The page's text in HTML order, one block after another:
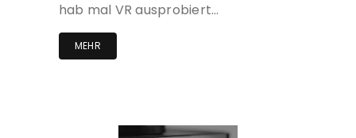
hab mal VR ausprobiert…
MEHR